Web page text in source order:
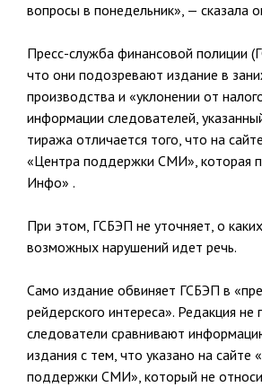
вопросы в понедельник», — сказала
Пресс-служба финансовой полиции
что они подозревают издание в
производства и «уклонении от
информации следователей,
тиража отличается того, что на
«Центра поддержки СМИ», которая
Инфо» .
При этом, ГСБЭП не уточняет, о
возможных нарушений идет речь.
Само издание обвиняет ГСБЭП в
рейдерского интереса». Редакция
следователи сравнивают
издания с тем, что указано на сайте
поддержки СМИ», который не